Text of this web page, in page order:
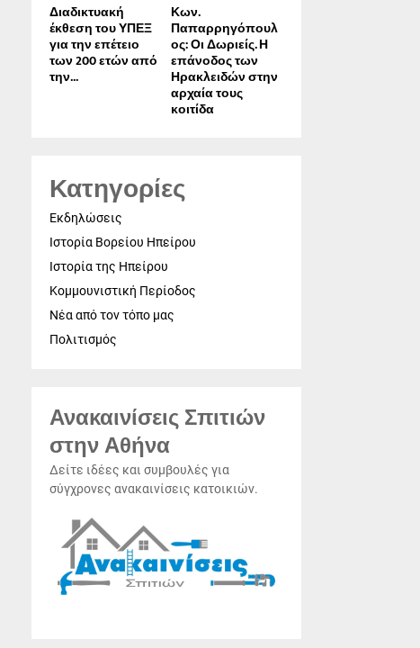
Διαδικτυακή
έκθεση του ΥΠΕΞ
για την επέτειο
των 200 ετών από
την...
Κων.
Παπαρρηγόπουλ
ος: Οι Δωριείς. Η
επάνοδος των
Ηρακλειδών στην
αρχαία τους
κοιτίδα
Κατηγορίες
Εκδηλώσεις
Ιστορία Βορείου Ηπείρου
Ιστορία της Ηπείρου
Κομμουνιστική Περίοδος
Νέα από τον τόπο μας
Πολιτισμός
Ανακαινίσεις Σπιτιών
στην Αθήνα
Δείτε ιδέες και συμβουλές για
σύγχρονες ανακαινίσεις κατοικιών.